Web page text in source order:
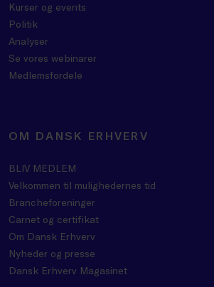
Kurser og events
Politik
Analyser
Se vores webinarer
Medlemsfordele
OM DANSK ERHVERV
BLIV MEDLEM
Velkommen til mulighedernes tid
Brancheforeninger
Carnet og certifikat
Om Dansk Erhverv
Nyheder og presse
Dansk Erhverv Magasinet